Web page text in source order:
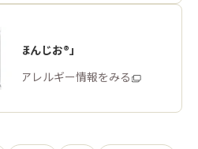
のほんじお®」
・アレルギー情報をみる